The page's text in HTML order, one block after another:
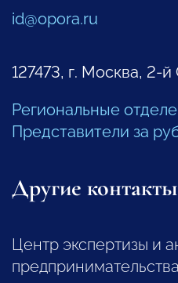
id@opora.ru
127473, г. Москва, 2-
Региональные
Представители за
Другие контакты
Центр экспертизы и
предпринимательства